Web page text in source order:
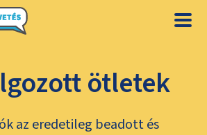
ötletek
az eredetileg beadott és